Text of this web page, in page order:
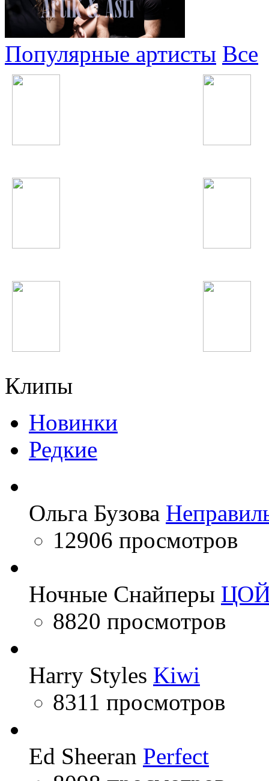
Популярные артисты Все
Клипы
Новинки
Редкие
Ольга Бузова
12906 просмотров
Ночные Снайперы
8820 просмотров
Harry Styles Kiwi
8311 просмотров
Ed Sheeran Perfect